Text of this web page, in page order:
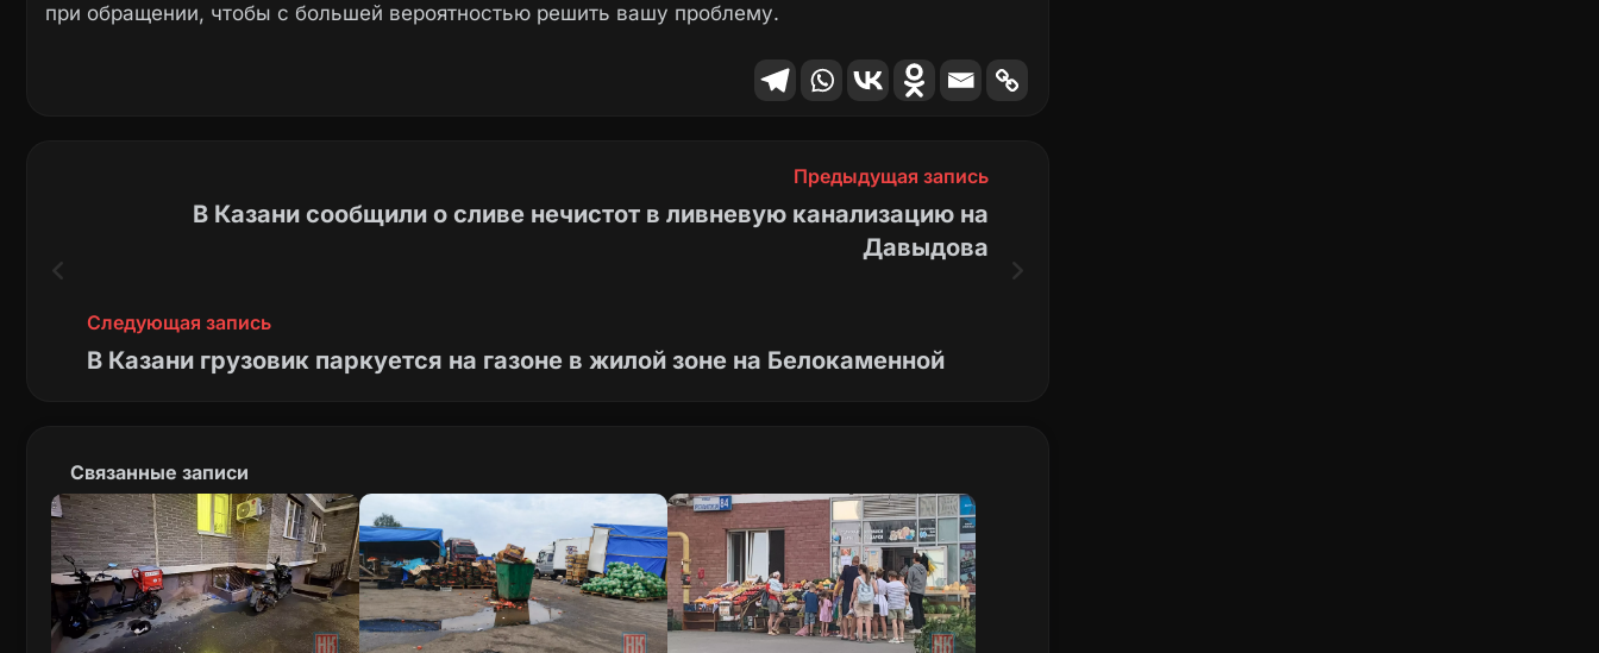
при обращении, чтобы с большей вероятностью решить вашу проблему.
Предыдущая запись
В Казани сообщили о сливе нечистот в ливневую канализацию на
Давыдова
Следующая запись
В Казани грузовик паркуется на газоне в жилой зоне на Белокаменной
Связанные записи